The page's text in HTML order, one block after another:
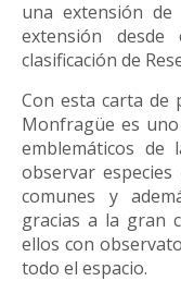
una extensión de
extensión
clasificación de
Con esta carta de
Monfragüe es
emblemáticos de
observar
comunes y
gracias a la gran
ellos con
todo el espacio.